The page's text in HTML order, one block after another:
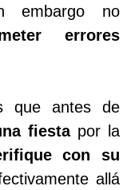
embargo no
errores
que antes de
fiestapor la
con su
allá